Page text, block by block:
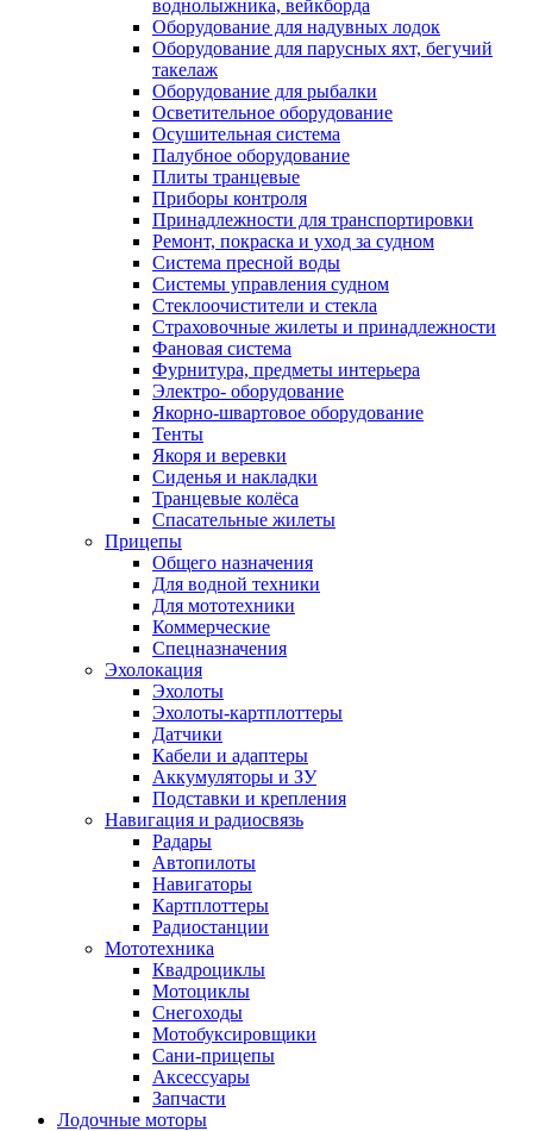
воднолыжника, вейкборда
Оборудование для надувных лодок
Оборудование для парусных яхт, бегучий
такелаж
Оборудование для рыбалки
Осветительное оборудование
Осушительная система
Палубное оборудование
Плиты транцевые
Приборы контроля
Принадлежности для транспортировки
Ремонт, покраска и уход за судном
Система пресной воды
Системы управления судном
Стеклоочистители и стекла
Страховочные жилеты и принадлежности
Фановая система
Фурнитура, предметы интерьера
Электро- оборудование
Якорно-швартовое оборудование
Тенты
Якоря и веревки
Сиденья и накладки
Транцевые колёса
Спасательные жилеты
Прицепы
Общего назначения
Для водной техники
Для мототехники
Коммерческие
Спецназначения
Эхолокация
Эхолоты
Эхолоты-картплоттеры
Датчики
Кабели и адаптеры
Аккумуляторы и ЗУ
Подставки и крепления
Навигация и радиосвязь
Радары
Автопилоты
Навигаторы
Картплоттеры
Радиостанции
Мототехника
Квадроциклы
Мотоциклы
Снегоходы
Мотобуксировщики
Сани-прицепы
Аксессуары
Запчасти
Лодочные моторы